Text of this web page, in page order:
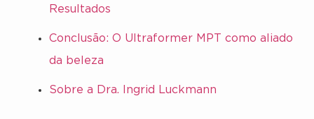
Resultados
Conclusão: O Ultraformer MPT como aliado
da beleza
Sobre a Dra. Ingrid Luckmann